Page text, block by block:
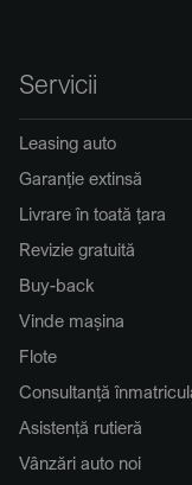
Servicii
Leasing auto
Garanție extinsă
Livrare în toată țara
Revizie gratuită
Buy-back
Vinde mașina
Flote
Consultanță
Asistență rutieră
Vânzări auto noi